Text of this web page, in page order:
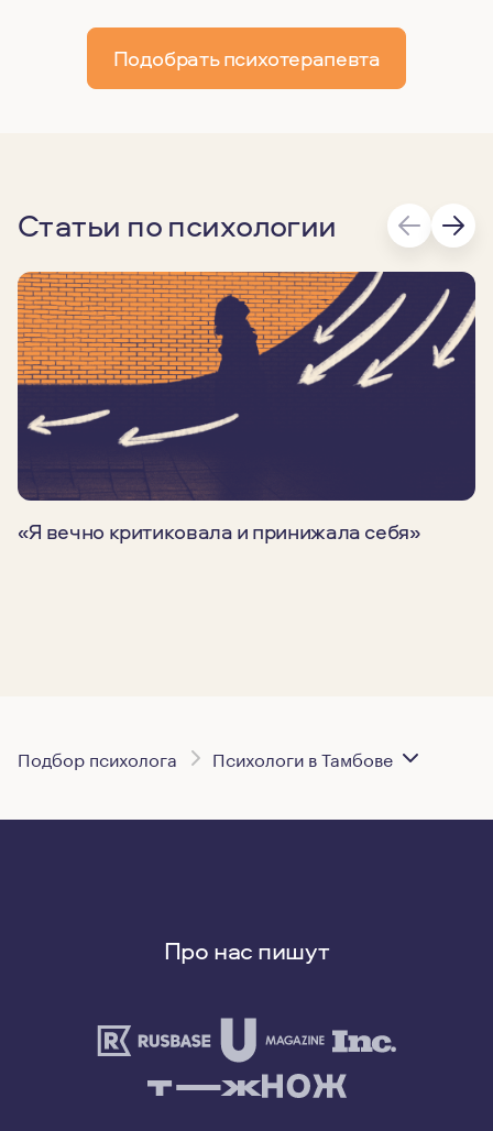
Подобрать психотерапевта
Статьи по психологии
«Я вечно критиковала и принижала себя»
Подбор психолога Психологи в Тамбове
Про нас пишут